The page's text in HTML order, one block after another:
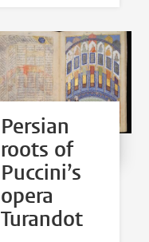
Persian
roots of
Puccini’s
opera
Turandot